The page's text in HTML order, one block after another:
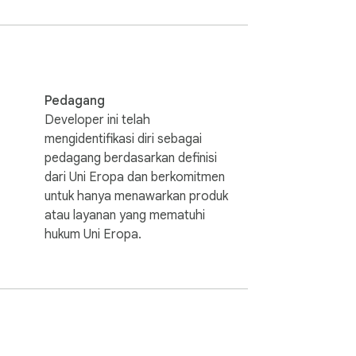
mudah digunakan ini.
Pedagang
Developer ini telah
mengidentifikasi diri sebagai
pedagang berdasarkan definisi
dari Uni Eropa dan berkomitmen
untuk hanya menawarkan produk
atau layanan yang mematuhi
hukum Uni Eropa.